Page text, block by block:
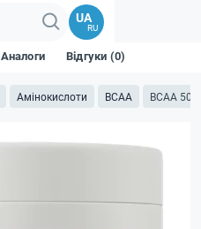
UA
RU
Амінокислоти BCAA BCAA
Аналоги Відгуки (0)